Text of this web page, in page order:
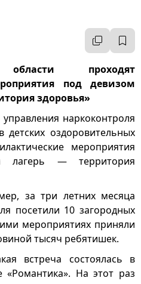
проходят
под девизом
здоровья»
наркоконтроля
детских оздоровительных
мероприятия
лагерь — территория
за три летних месяца
посетили 10 загородных
мероприятиях приняли
тысяч ребятишек.
встреча состоялась в
«Романтика». На этот раз